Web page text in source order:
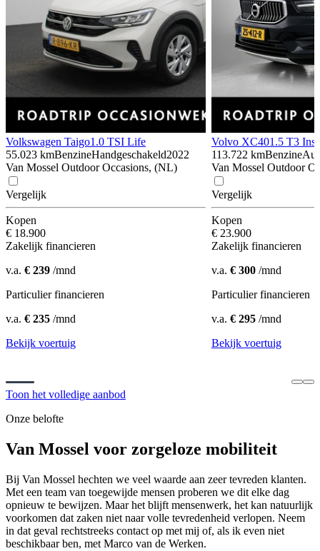
Volkswagen Taigo1.0 TSI Life
55.023 kmBenzineHandgeschakeld2022
Van Mossel Outdoor Occasions, (NL)
Vergelijk
Kopen
€ 18.900
Zakelijk financieren
v.a. € 239 /mnd
Particulier financieren
v.a. € 235 /mnd
Bekijk voertuig
Volvo XC401.5 T3
113.722 kmBenzine
Van Mossel Outdoor
Vergelijk
Kopen
€ 23.900
Zakelijk financieren
v.a. € 300 /mnd
Particulier financieren
v.a. € 295 /mnd
Bekijk voertuig
Toon het volledige aanbod
Onze belofte
Van Mossel voor zorgeloze mobiliteit
Bij Van Mossel hechten we veel waarde aan zeer tevreden klanten.
Met een team van toegewijde mensen proberen we dit elke dag
opnieuw te bewijzen. Maar het blijft mensenwerk, het kan natuurlijk
voorkomen dat zaken niet naar volle tevredenheid verlopen. Neem
in dat geval rechtstreeks contact op met mij of, als ik even niet
beschikbaar ben, met Marco van de Werken.